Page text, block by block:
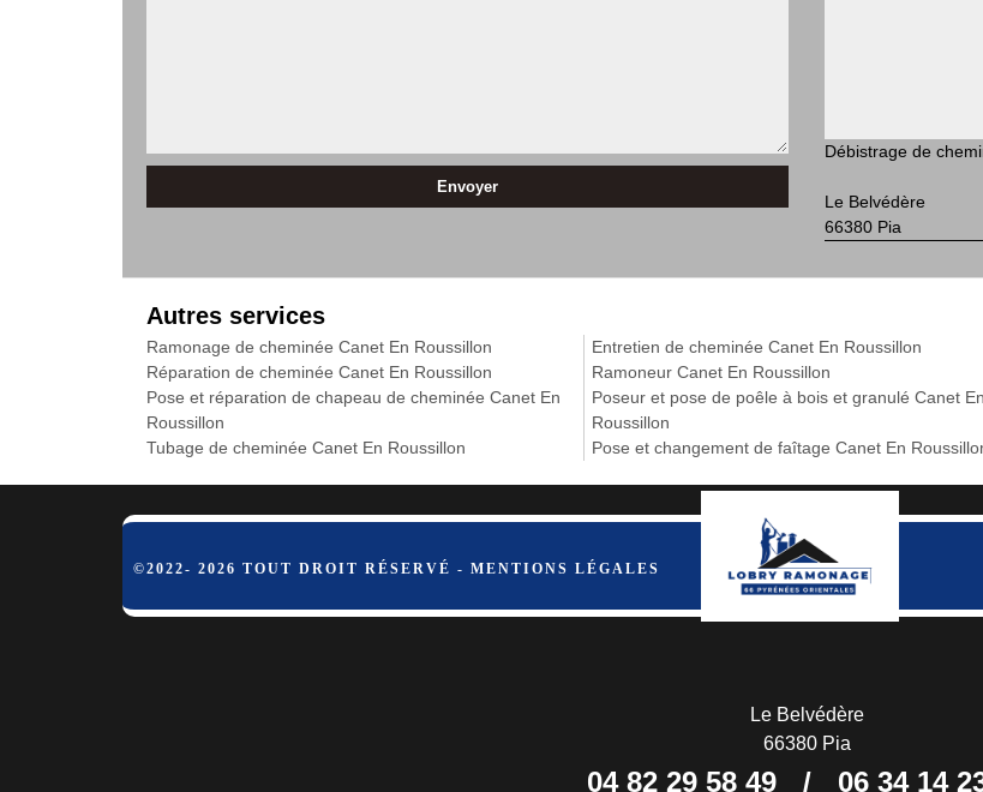
Débistrage de
Le Belvédère
66380 Pia
Autres services
Ramonage de cheminée Canet En Roussillon
Réparation de cheminée Canet En Roussillon
Pose et réparation de chapeau de cheminée Canet En
Roussillon
Tubage de cheminée Canet En Roussillon
Entretien de cheminée Canet En Roussillon
Ramoneur Canet En Roussillon
Poseur et pose de poêle à bois et granulé Canet En
Roussillon
Pose et changement de faîtage Canet En
©2022- 2026 TOUT DROIT RÉSERVÉ -MENTIONS LÉGALES
Le Belvédère
66380 Pia
04 82 29 58 49 / 06 34 14